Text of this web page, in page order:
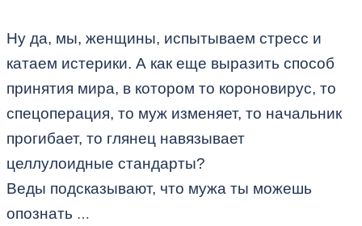
Ну да, мы, женщины, испытываем стресс и
катаем истерики. А как еще выразить способ
принятия мира, в котором то короновирус, то
спецоперация, то муж изменяет, то начальник
прогибает, то глянец навязывает
целлулоидные стандарты?
Веды подсказывают, что мужа ты можешь
опознать …